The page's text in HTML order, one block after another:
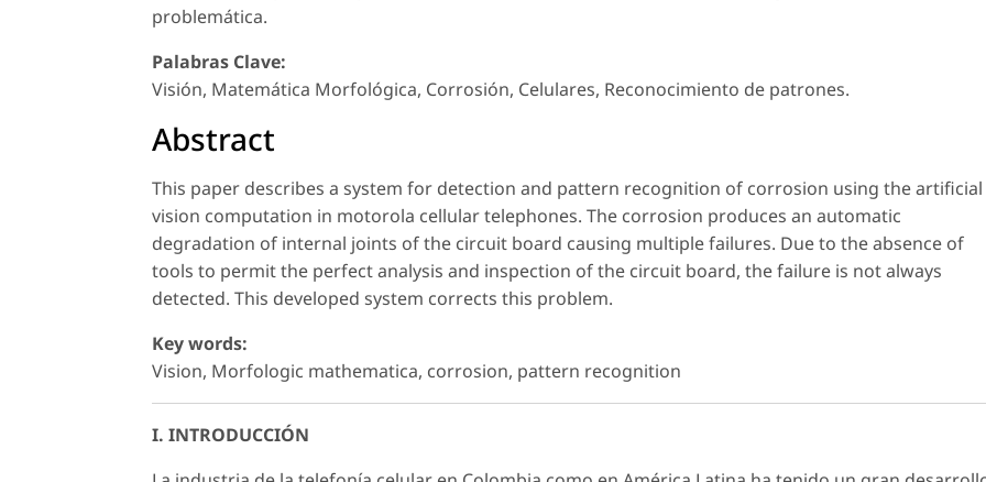
problemática.
Palabras Clave:
Visión, Matemática Morfológica, Corrosión, Celulares, Reconocimiento de patrones.
Abstract
This paper describes a system for detection and pattern recognition of corrosion using the artificial
vision computation in motorola cellular telephones. The corrosion produces an automatic
degradation of internal joints of the circuit board causing multiple failures. Due to the absence of
tools to permit the perfect analysis and inspection of the circuit board, the failure is not always
detected. This developed system corrects this problem.
Key words:
Vision, Morfologic mathematica, corrosion, pattern recognition
I. INTRODUCCIÓN